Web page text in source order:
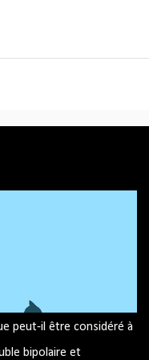
peut-il être considéré à
bipolaire et